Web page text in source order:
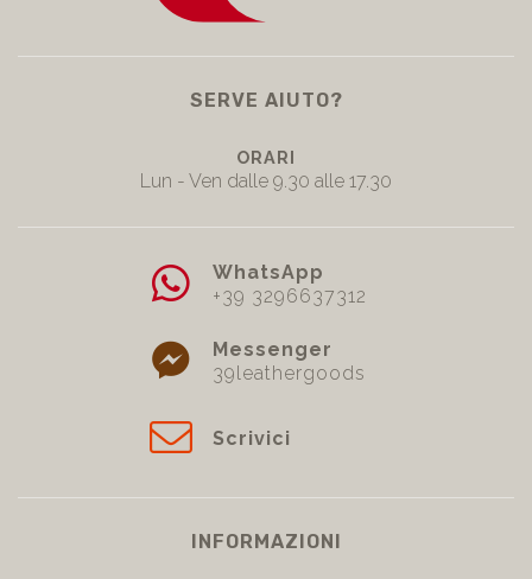
SERVE AIUTO?
ORARI
Lun - Ven dalle 9.30 alle 17.30
WhatsApp
+39 3296637312
Messenger
39leathergoods
Scrivici
INFORMAZIONI